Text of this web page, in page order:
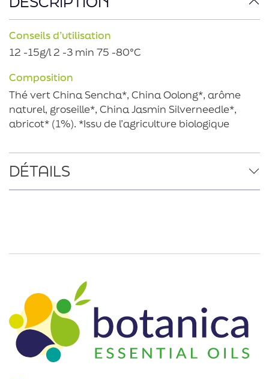
Conseils d’utilisation
12 -15g/l 2 -3 min 75 -80°C
Composition
Thé vert China Sencha*, China Oolong*, arôme
naturel, groseille*, China Jasmin Silverneedle*,
abricot* (1%). *Issu de l’agriculture biologique
DÉTAILS